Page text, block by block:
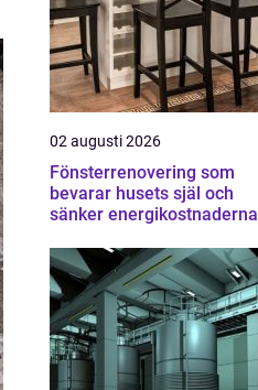
02 augusti 2026
Fönsterrenovering som
bevarar husets själ och
sänker energikostnaderna